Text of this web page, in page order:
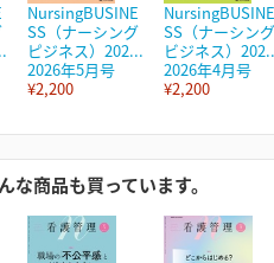
NursingBUSINE
SS（ナーシング
ピジネス）202...
2026年5月号
¥2,200
NursingBUSINE
SS（ナーシング
ビジネス）
2026年4月号
¥2,200
な商品も買っています。